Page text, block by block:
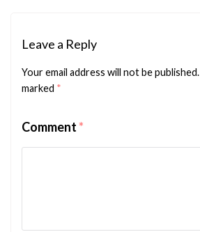
Leave a Reply
Your email address will not be published.
marked *
Comment*